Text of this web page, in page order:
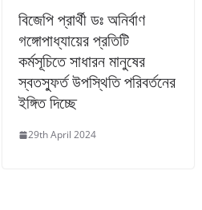
বিজেপি প্রার্থী ডঃ অনির্বাণ
গঙ্গোপাধ্যায়ের প্রতিটি
কর্মসূচিতে সাধারন মানুষের
স্বতস্ফুর্ত উপস্থিতি পরিবর্তনের
ইঙ্গিত দিচ্ছে
29th April 2024